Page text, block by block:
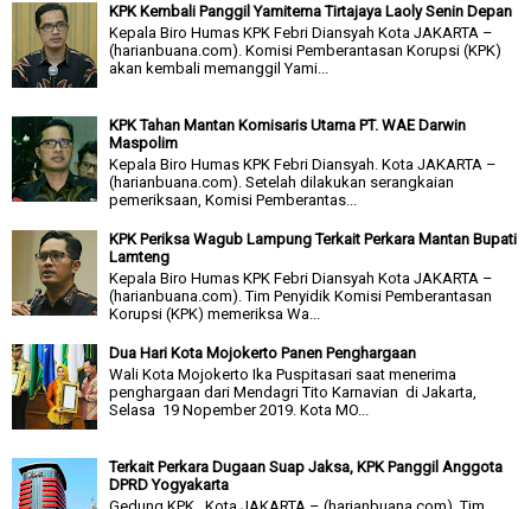
KPK Kembali Panggil Yamitema Tirtajaya Laoly Senin Depan
Kepala Biro Humas KPK Febri Diansyah Kota JAKARTA –
(harianbuana.com). Komisi Pemberantasan Korupsi (KPK)
akan kembali memanggil Yami...
KPK Tahan Mantan Komisaris Utama PT. WAE Darwin
Maspolim
Kepala Biro Humas KPK Febri Diansyah. Kota JAKARTA –
(harianbuana.com). Setelah dilakukan serangkaian
pemeriksaan, Komisi Pemberantas...
KPK Periksa Wagub Lampung Terkait Perkara Mantan Bupati
Lamteng
Kepala Biro Humas KPK Febri Diansyah Kota JAKARTA –
(harianbuana.com). Tim Penyidik Komisi Pemberantasan
Korupsi (KPK) memeriksa Wa...
Dua Hari Kota Mojokerto Panen Penghargaan
Wali Kota Mojokerto Ika Puspitasari saat menerima
penghargaan dari Mendagri Tito Karnavian di Jakarta,
Selasa 19 Nopember 2019. Kota MO...
Terkait Perkara Dugaan Suap Jaksa, KPK Panggil Anggota
DPRD Yogyakarta